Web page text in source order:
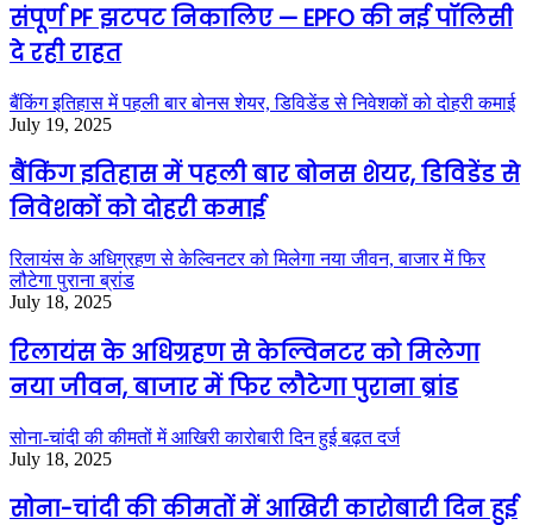
संपूर्ण PF झटपट निकालिए — EPFO की नई पॉलिसी
दे रही राहत
बैंकिंग इतिहास में पहली बार बोनस शेयर, डिविडेंड से निवेशकों को दोहरी कमाई
July 19, 2025
बैंकिंग इतिहास में पहली बार बोनस शेयर, डिविडेंड से
निवेशकों को दोहरी कमाई
रिलायंस के अधिग्रहण से केल्विनटर को मिलेगा नया जीवन, बाजार में फिर
लौटेगा पुराना ब्रांड
July 18, 2025
रिलायंस के अधिग्रहण से केल्विनटर को मिलेगा
नया जीवन, बाजार में फिर लौटेगा पुराना ब्रांड
सोना-चांदी की कीमतों में आखिरी कारोबारी दिन हुई बढ़त दर्ज
July 18, 2025
सोना-चांदी की कीमतों में आखिरी कारोबारी दिन हुई